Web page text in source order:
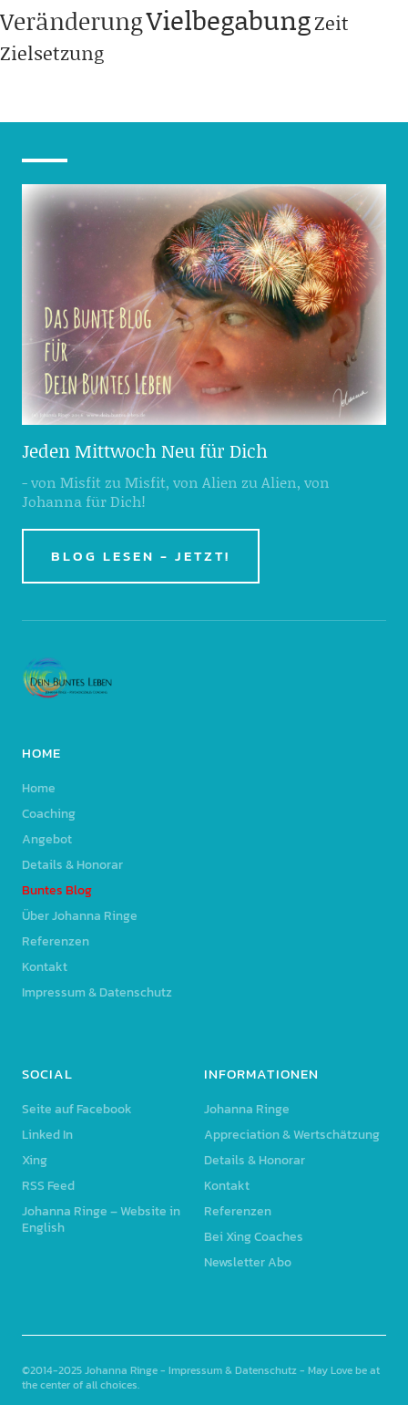
VeränderungVielbegabungZeit
Zielsetzung
Jeden Mittwoch Neu für Dich
- von Misfit zu Misfit, von Alien zu Alien, von
Johanna für Dich!
BLOG LESEN - JETZT!
HOME
Home
Coaching
Angebot
Details & Honorar
Buntes Blog
Über Johanna Ringe
Referenzen
Kontakt
Impressum & Datenschutz
SOCIAL
Seite auf Facebook
Linked In
Xing
RSS Feed
Johanna Ringe – Website in
English
INFORMATIONEN
Johanna Ringe
Appreciation & Wertschätzung
Details & Honorar
Kontakt
Referenzen
Bei Xing Coaches
Newsletter Abo
©2014-2025Johanna Ringe- Impressum & Datenschutz- May Love be at
the center of all choices